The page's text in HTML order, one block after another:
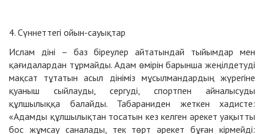
4. Сүннеттегі ойын-сауықтар
Ислам діні – баз біреулер айтатындай тыйымдар мен
қағидалардан тұрмайды. Адам өмірін барынша жеңілдетуді
мақсат тұтатын асыл дініміз мұсылмандардың жүрегіне
қуаныш сыйлауды, сергуді, спортпен айналысуды
құлшылыққа балайды. Табараниден жеткен хадисте:
«Адамды құлшылықтан тосатын кез келген әрекет уақытты
бос жұмсау саналады, тек төрт әрекет бұған кірмейді: